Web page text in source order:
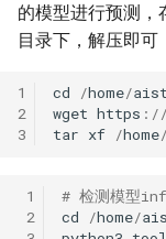
的模型进行预测，
目录下，解压即可
1
2
3
cd /home/
wget https : //
tar xf /home/
1
2
# 检测模型
cd
/home/